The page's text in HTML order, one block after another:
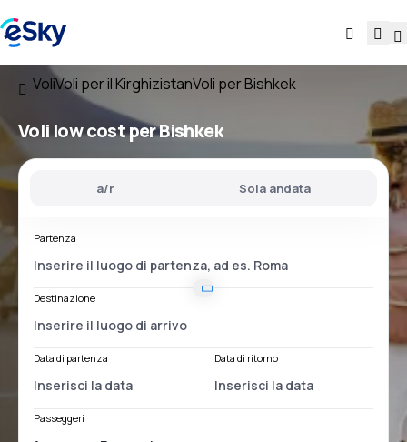
VoliVoli per il KirghizistanVoli per Bishkek
Voli low cost per Bishkek
a/r Sola andata
Partenza
Destinazione
Data di partenza Data di ritorno
Passeggeri